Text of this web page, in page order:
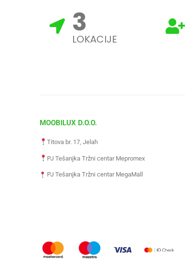
3
LOKACIJE
MOOBILUX D.O.O.
Titova br. 17, Jelah
PJ Tešanjka Tržni centar Mepromex
PJ Tešanjka Tržni centar MegaMall